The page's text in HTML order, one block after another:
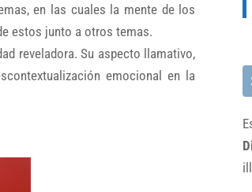
en las cuales la mente de los
estos junto a otros temas.
reveladora. Su aspecto llamativo,
emocional en la